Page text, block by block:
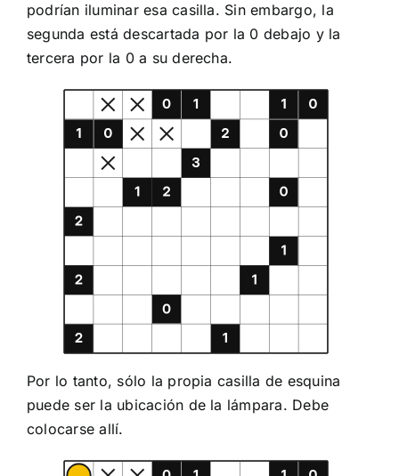
podrían iluminar esa casilla. Sin embargo, la
segunda está descartada por la 0 debajo y la
tercera por la 0 a su derecha.
Por lo tanto, sólo la propia casilla de esquina
puede ser la ubicación de la lámpara. Debe
colocarse allí.